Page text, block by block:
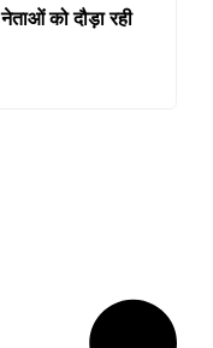
को दौड़ा रही